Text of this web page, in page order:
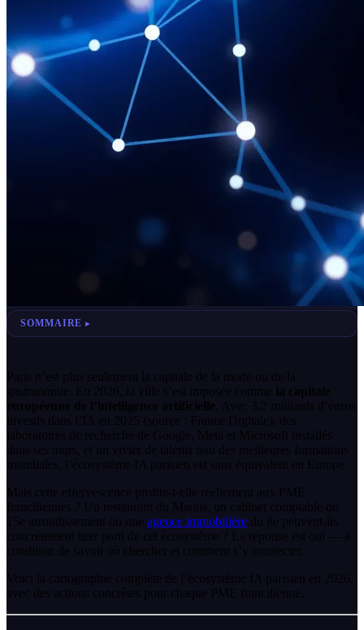
SOMMAIRE
Paris n’est plus seulement la capitale de la mode ou de la
gastronomie. En 2026, la ville s’est imposée comme la capitale
européenne de l’intelligence artificielle . Avec 3,2 milliards d’euros
investis dans l’IA en 2025 (source : France Digitale), des
laboratoires de recherche de Google, Meta et Microsoft installés
dans ses murs, et un vivier de talents issu des meilleures formations
mondiales, l’écosystème IA parisien est sans équivalent en Europe.
Mais cette effervescence profite-t-elle réellement aux PME
franciliennes ? Un restaurant du Marais, un cabinet comptable du
15e arrondissement ou une agence immobilière du 8e peuvent-ils
concrètement tirer parti de cet écosystème ? La réponse est oui — à
condition de savoir où chercher et comment s’y connecter.
Voici la cartographie complète de l’écosystème IA parisien en 2026,
avec des actions concrètes pour chaque PME francilienne.